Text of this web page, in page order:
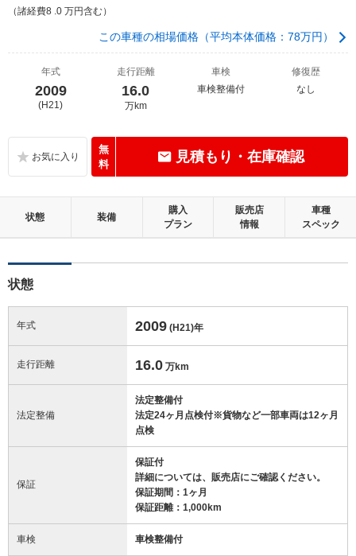
（諸経費8 .0 万円含む）
この車種の相場価格（平均本体価格：78万円）
年式
2009
(H21)
走行距離
16.0
万km
車検
車検整備付
修復歴
なし
無
料
見積もり・在庫確認
状態 装備
購入
プラン
販売店
情報
車種
スペック
状態
年式 2009 (H21)年
走行距離 16.0 万km
法定整備
法定整備付
法定24ヶ月点検付※貨物など一部車両は12ヶ月
点検
保証
保証付
詳細については、販売店にご確認ください。
保証期間：1ヶ月
保証距離：1,000km
車検 車検整備付